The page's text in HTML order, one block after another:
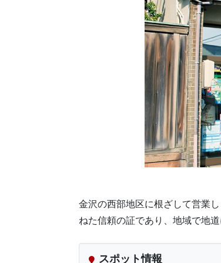
金沢の西部地区に根ざして営業
ねた信頼の証であり、地域で地
スポット情報